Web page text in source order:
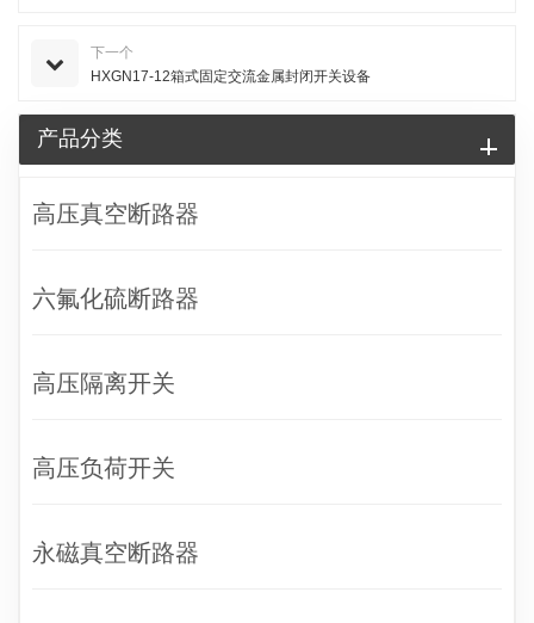
下一个
HXGN17-12箱式固定交流金属封闭开关设备
产品分类
高压真空断路器
六氟化硫断路器
高压隔离开关
高压负荷开关
永磁真空断路器